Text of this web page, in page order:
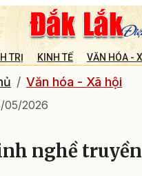
TRỊ KINH TẾ VĂN HÓA -
Văn hóa - Xã hội
05/2026
nghề